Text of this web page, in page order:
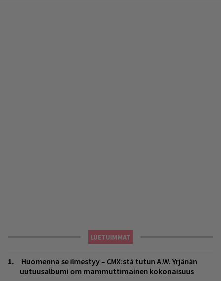
LUETUIMMAT
Huomenna se ilmestyy – CMX:stä tutun A.W. Yrjänän
uutuusalbumi om mammuttimainen kokonaisuus